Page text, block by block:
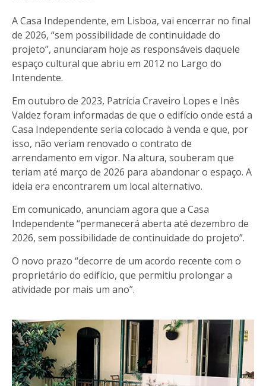
A Casa Independente, em Lisboa, vai encerrar no final
de 2026, “sem possibilidade de continuidade do
projeto”, anunciaram hoje as responsáveis daquele
espaço cultural que abriu em 2012 no Largo do
Intendente.
Em outubro de 2023, Patrícia Craveiro Lopes e Inês
Valdez foram informadas de que o edifício onde está a
Casa Independente seria colocado à venda e que, por
isso, não veriam renovado o contrato de
arrendamento em vigor. Na altura, souberam que
teriam até março de 2026 para abandonar o espaço. A
ideia era encontrarem um local alternativo.
Em comunicado, anunciam agora que a Casa
Independente “permanecerá aberta até dezembro de
2026, sem possibilidade de continuidade do projeto”.
O novo prazo “decorre de um acordo recente com o
proprietário do edifício, que permitiu prolongar a
atividade por mais um ano”.